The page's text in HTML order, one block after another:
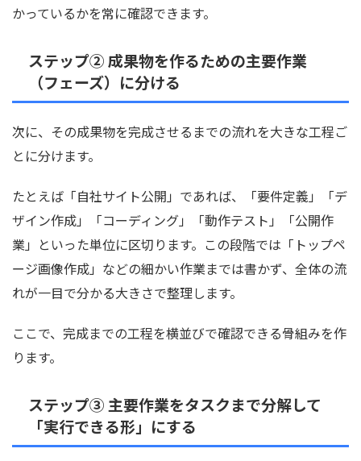
かっているかを常に確認できます。
ステップ② 成果物を作るための主要作業
（フェーズ）に分ける
次に、その成果物を完成させるまでの流れを大きな工程ご
とに分けます。
たとえば「自社サイト公開」であれば、「要件定義」「デ
ザイン作成」「コーディング」「動作テスト」「公開作
業」といった単位に区切ります。この段階では「トップペ
ージ画像作成」などの細かい作業までは書かず、全体の流
れが一目で分かる大きさで整理します。
ここで、完成までの工程を横並びで確認できる骨組みを作
ります。
ステップ③ 主要作業をタスクまで分解して
「実行できる形」にする